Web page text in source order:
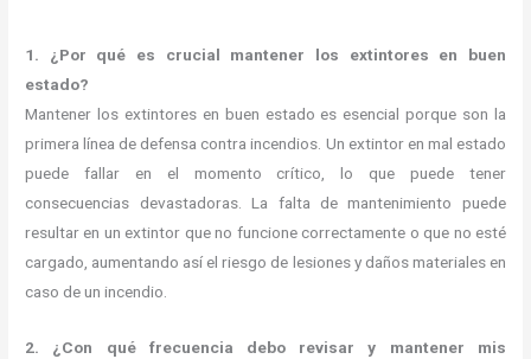
1. ¿Por qué es crucial mantener los extintores en buen
estado?
Mantener los extintores en buen estado es esencial porque son la
primera línea de defensa contra incendios. Un extintor en mal estado
puede fallar en el momento crítico, lo que puede tener
consecuencias devastadoras. La falta de mantenimiento puede
resultar en un extintor que no funcione correctamente o que no esté
cargado, aumentando así el riesgo de lesiones y daños materiales en
caso de un incendio.
2. ¿Con qué frecuencia debo revisar y mantener mis